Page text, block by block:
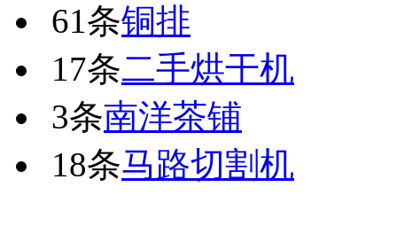
61条铜排
17条二手烘干机
3条南洋茶铺
18条马路切割机